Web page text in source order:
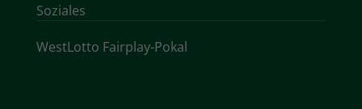
Soziales
WestLotto Fairplay-Pokal